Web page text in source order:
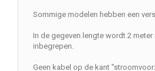
Sommige modelen hebben een
In de gegeven lengte wordt 2 meter
inbegrepen.
Geen kabel op de kant